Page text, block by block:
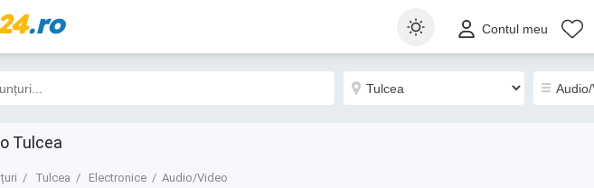
.ro Contul meu
Tulcea
Tulcea Electronice Audio/Video
Toate
27
Sortează